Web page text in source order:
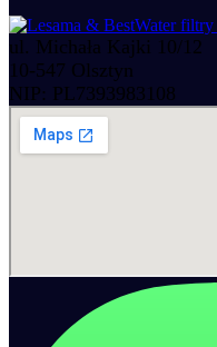
Zmiękczacze wody
ul. Michała Kajki 10/12
10-547 Olsztyn
NIP: PL7393983108